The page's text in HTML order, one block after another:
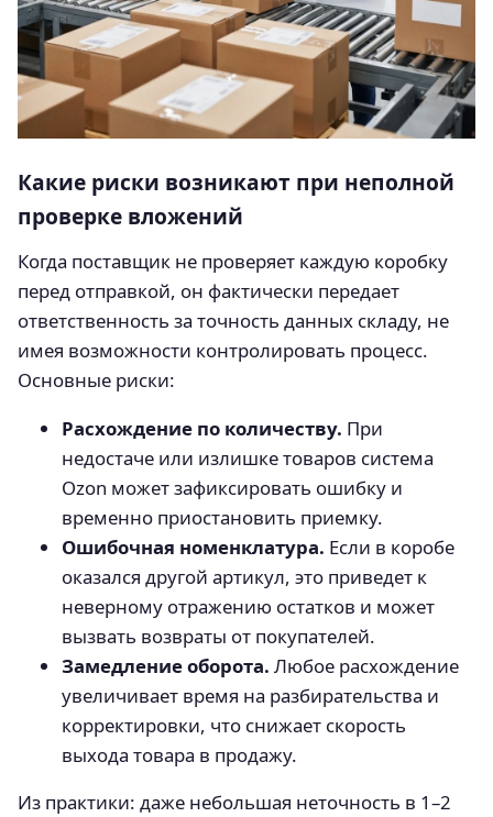
Какие риски возникают при неполной
проверке вложений
Когда поставщик не проверяет каждую коробку
перед отправкой, он фактически передает
ответственность за точность данных складу, не
имея возможности контролировать процесс.
Основные риски:
Расхождение по количеству. При
недостаче или излишке товаров система
Ozon может зафиксировать ошибку и
временно приостановить приемку.
Ошибочная номенклатура. Если в коробе
оказался другой артикул, это приведет к
неверному отражению остатков и может
вызвать возвраты от покупателей.
Замедление оборота. Любое расхождение
увеличивает время на разбирательства и
корректировки, что снижает скорость
выхода товара в продажу.
Из практики: даже небольшая неточность в 1–2